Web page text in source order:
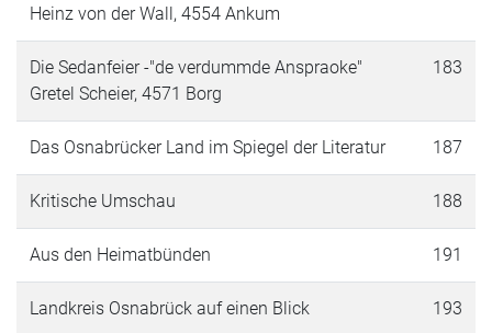
Heinz von der Wall, 4554 Ankum
Die Sedanfeier -"de verdummde Anspraoke"
Gretel Scheier, 4571 Borg
183
Das Osnabrücker Land im Spiegel der Literatur 187
Kritische Umschau 188
Aus den Heimatbünden 191
Landkreis Osnabrück auf einen Blick 193